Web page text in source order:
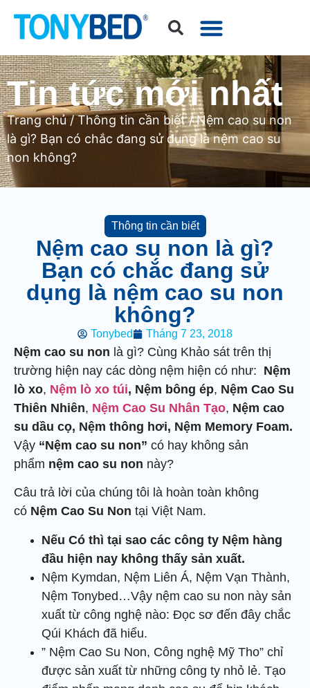
Tin tức mới nhất
Trang chủ/Thông tin cần biết/ Nệm cao su non
là gì? Bạn có chắc đang sử dụng là nệm cao su
non không?
Thông tin cần biết
Nệm cao su non là gì?
Bạn có chắc đang sử
dụng là nệm cao su non
không?
Tonybed Tháng 7 23, 2018
Nệm cao su non là gì? Cùng Khảo sát trên thị
trường hiện nay các dòng nệm hiện có như: Nệm
lò xo, Nệm lò xo túi, Nệm bông ép, Nệm Cao Su
Thiên Nhiên, Nệm Cao Su Nhân Tạo, Nệm cao
su dầu cọ, Nệm thông hơi, Nệm Memory Foam.
Vậy “Nệm cao su non” có hay không sản
phẩm nệm cao su non này?
Câu trả lời của chúng tôi là hoàn toàn không
có Nệm Cao Su Non tại Việt Nam.
Nếu Có thì tại sao các công ty Nệm hàng
đầu hiện nay không thấy sản xuất.
Nệm Kymdan, Nệm Liên Á, Nệm Vạn Thành,
Nệm Tonybed…Vậy nệm cao su non này sản
xuất từ công nghệ nào: Đọc sơ đến đây chắc
Qúi Khách đã hiểu.
” Nệm Cao Su Non, Công nghệ Mỹ Tho” chỉ
được sản xuất từ những công ty nhỏ lẻ. Tạo